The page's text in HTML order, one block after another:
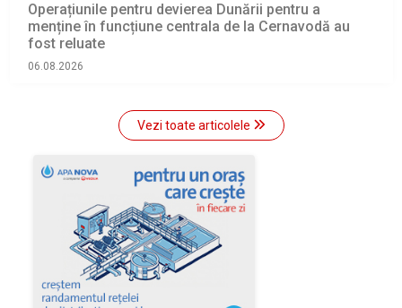
Operațiunile pentru devierea Dunării pentru a
menține în funcțiune centrala de la Cernavodă au
fost reluate
06.08.2026
Vezi toate articolele